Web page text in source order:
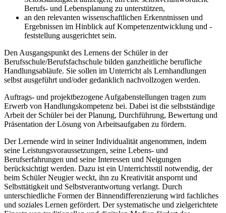
Berufs- und Lebensplanung zu unterstützen,
an den relevanten wissenschaftlichen Erkenntnissen und
Ergebnissen im Hinblick auf Kompetenzentwicklung und -
feststellung ausgerichtet sein.
Den Ausgangspunkt des Lernens der Schüler in der
Berufsschule/Berufsfachschule bilden ganzheitliche berufliche
Handlungsabläufe. Sie sollen im Unterricht als Lernhandlungen
selbst ausgeführt und/oder gedanklich nachvollzogen werden.
Auftrags- und projektbezogene Aufgabenstellungen tragen zum
Erwerb von Handlungskompetenz bei. Dabei ist die selbstständige
Arbeit der Schüler bei der Planung, Durchführung, Bewertung und
Präsentation der Lösung von Arbeitsaufgaben zu fördern.
Der Lernende wird in seiner Individualität angenommen, indem
seine Leistungsvoraussetzungen, seine Lebens- und
Berufserfahrungen und seine Interessen und Neigungen
berücksichtigt werden. Dazu ist ein Unterrichtsstil notwendig, der
beim Schüler Neugier weckt, ihn zu Kreativität anspornt und
Selbsttätigkeit und Selbstverantwortung verlangt. Durch
unterschiedliche Formen der Binnendifferenzierung wird fachliches
und soziales Lernen gefördert. Der systematische und zielgerichtete